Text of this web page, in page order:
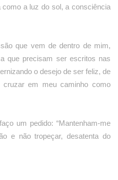
a luz do sol, a consciência
que vem de dentro de mim,
que precisam ser escritos nas
o desejo de ser feliz, de
em meu caminho como
um pedido: “Mantenham-me
e não tropeçar, desatenta do